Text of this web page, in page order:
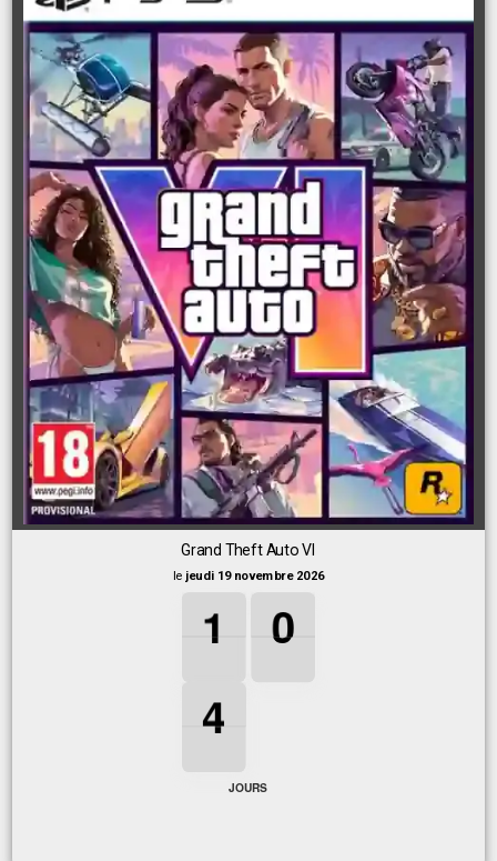
Grand Theft Auto VI
le jeudi 19 novembre 2026
1
1
1
1 0
0
0
0
4
4
4
4
JOURS